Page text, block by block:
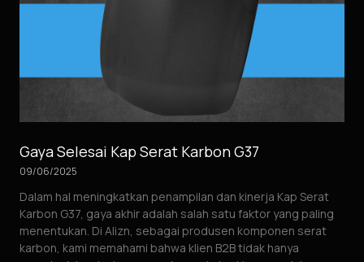
Gaya Selesai Kap Serat Karbon G37
09/06/2025
Dalam hal meningkatkan penampilan dan kinerja Kap Serat
Karbon G37, gaya akhir adalah salah satu faktor yang paling
menentukan. Di Alizn, sebagai produsen komponen serat
karbon, kami memahami bahwa klien B2B tidak hanya